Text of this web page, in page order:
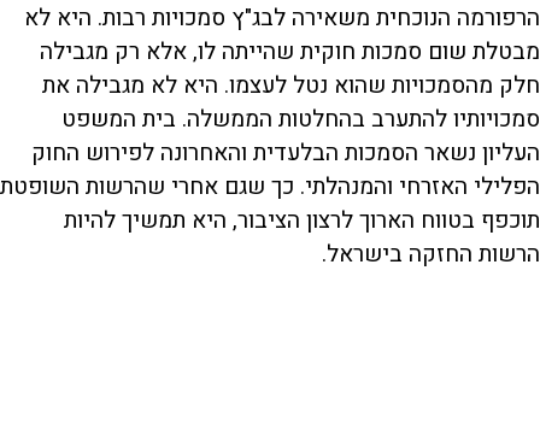
הרפורמה הנוכחית משאירה לבג"ץ סמכויות רבות. היא לא
מבטלת שום סמכות חוקית שהייתה לו, אלא רק מגבילה
חלק מהסמכויות שהוא נטל לעצמו. היא לא מגבילה את
סמכויותיו להתערב בהחלטות הממשלה. בית המשפט
העליון נשאר הסמכות הבלעדית והאחרונה לפירוש החוק
הפלילי האזרחי והמנהלתי. כך שגם אחרי שהרשות השופטת
תוכפף בטווח הארוך לרצון הציבור, היא תמשיך להיות
הרשות החזקה בישראל.